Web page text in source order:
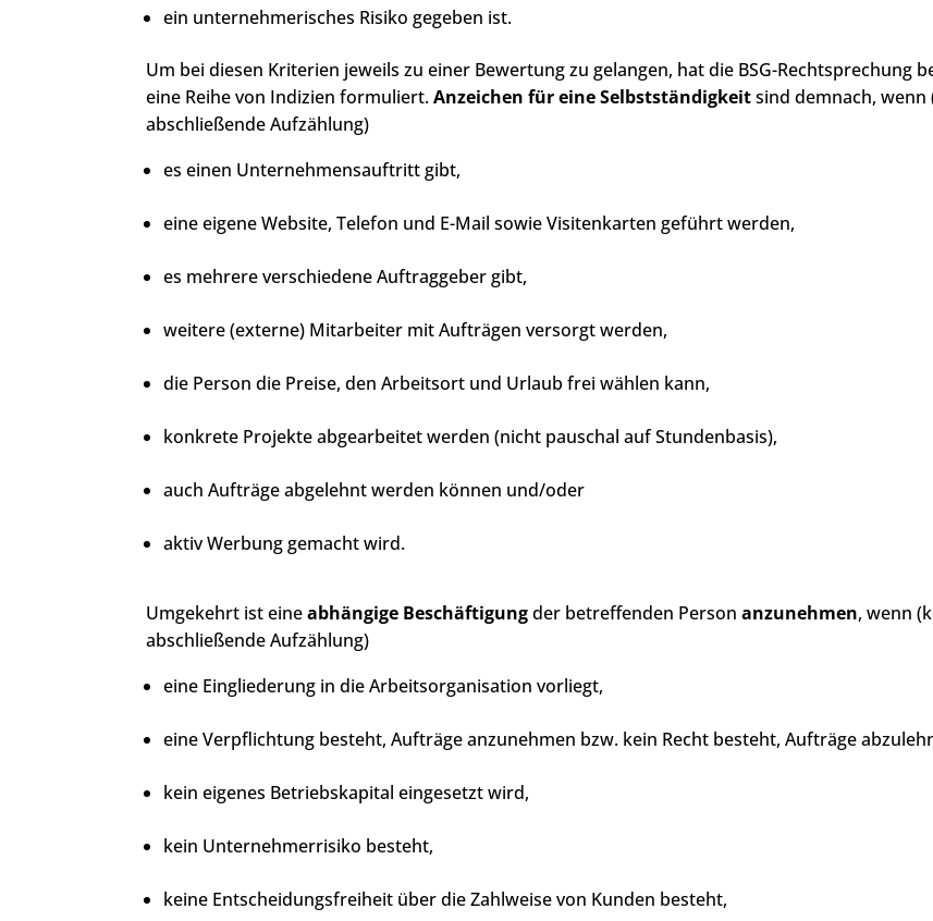
ein unternehmerisches Risiko gegeben ist.
Um bei diesen Kriterien jeweils zu einer Bewertung zu gelangen, hat die BSG-Rechtsprechung
eine Reihe von Indizien formuliert.Anzeichen für eine Selbstständigkeitsind demnach, wenn
abschließende Aufzählung)
es einen Unternehmensauftritt gibt,
eine eigene Website, Telefon und E-Mail sowie Visitenkarten geführt werden,
es mehrere verschiedene Auftraggeber gibt,
weitere (externe) Mitarbeiter mit Aufträgen versorgt werden,
die Person die Preise, den Arbeitsort und Urlaub frei wählen kann,
konkrete Projekte abgearbeitet werden (nicht pauschal auf Stundenbasis),
auch Aufträge abgelehnt werden können und/oder
aktiv Werbung gemacht wird.
Umgekehrt ist eineabhängige Beschäftigungder betreffenden Personanzunehmen, wenn
abschließende Aufzählung)
eine Eingliederung in die Arbeitsorganisation vorliegt,
eine Verpflichtung besteht, Aufträge anzunehmen bzw. kein Recht besteht, Aufträge
kein eigenes Betriebskapital eingesetzt wird,
kein Unternehmerrisiko besteht,
keine Entscheidungsfreiheit über die Zahlweise von Kunden besteht,